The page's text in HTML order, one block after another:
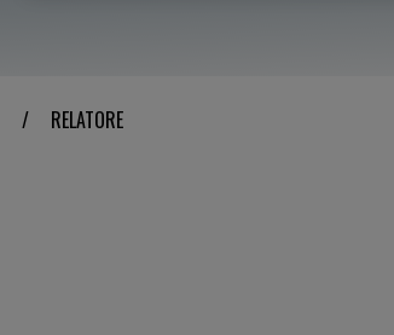
/ RELATORE